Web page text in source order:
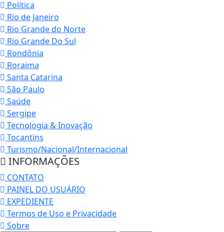
Política
Rio de Janeiro
Rio Grande do Norte
Rio Grande Do Sul
Rondônia
Roraima
Santa Catarina
São Paulo
Saúde
Sergipe
Tecnologia & Inovação
Tocantins
Turismo/Nacional/Internacional
INFORMAÇÕES
CONTATO
PAINEL DO USUÁRIO
EXPEDIENTE
Termos de Uso e Privacidade
Sobre